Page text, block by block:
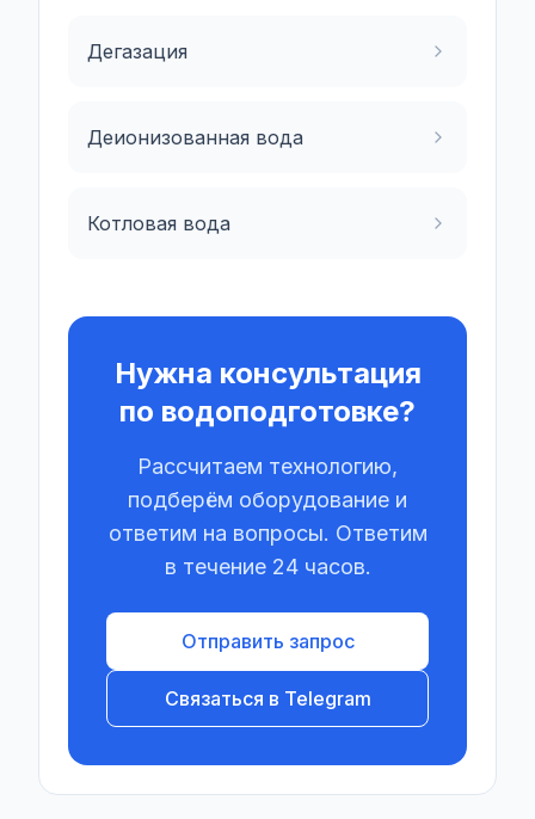
Дегазация
Деионизованная вода
Котловая вода
Нужна консультация
по водоподготовке?
Рассчитаем технологию,
подберём оборудование и
ответим на вопросы. Ответим
в течение 24 часов.
Отправить запрос
Связаться в Telegram